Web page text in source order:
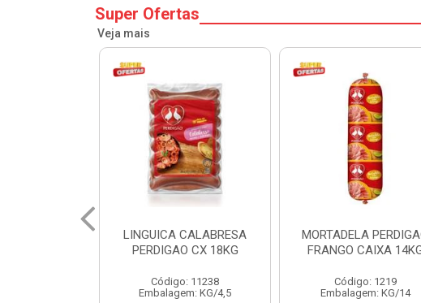
Super Ofertas
Veja mais
MORTADELA PERDIGAO
FRANGO CAIXA 14KG
Código: 1219
Embalagem: KG/14
SALSICHA HOT DOG
PERDIGAO CX 20KG
Código: 1225
Embalagem: KG/5